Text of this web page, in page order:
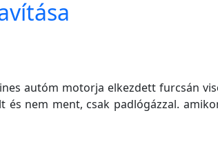
autóm motorja elkezdett furcsán
nem ment, csak padlógázzal.